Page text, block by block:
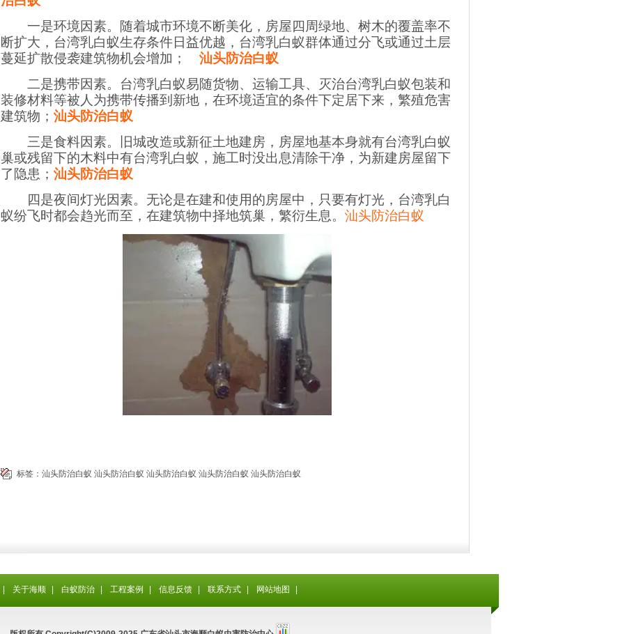
一是环境因素。随着城市环境不断美化，房屋四周绿地、树木的覆盖率不
断扩大，台湾乳白蚁生存条件日益优越，台湾乳白蚁群体通过分飞或通过土层
蔓延扩散侵袭建筑物机会增加； 汕头防治白蚁
二是携带因素。台湾乳白蚁易随货物、运输工具、灭治台湾乳白蚁包装和
装修材料等被人为携带传播到新地，在环境适宜的条件下定居下来，繁殖危害
建筑物； 汕头防治白蚁
三是食料因素。旧城改造或新征土地建房，房屋地基本身就有台湾乳白蚁
巢或残留下的木料中有台湾乳白蚁，施工时没出息清除干净，为新建房屋留下
了隐患； 汕头防治白蚁
四是夜间灯光因素。无论是在建和使用的房屋中，只要有灯光，台湾乳白
蚁纷飞时都会趋光而至，在建筑物中择地筑巢，繁衍生息。 汕头防治白蚁
标签： 汕头防治白蚁 汕头防治白蚁 汕头防治白蚁 汕头防治白蚁 汕头防治白蚁
关于海顺 白蚁防治 工程案例 信息反馈 联系方式 网站地图